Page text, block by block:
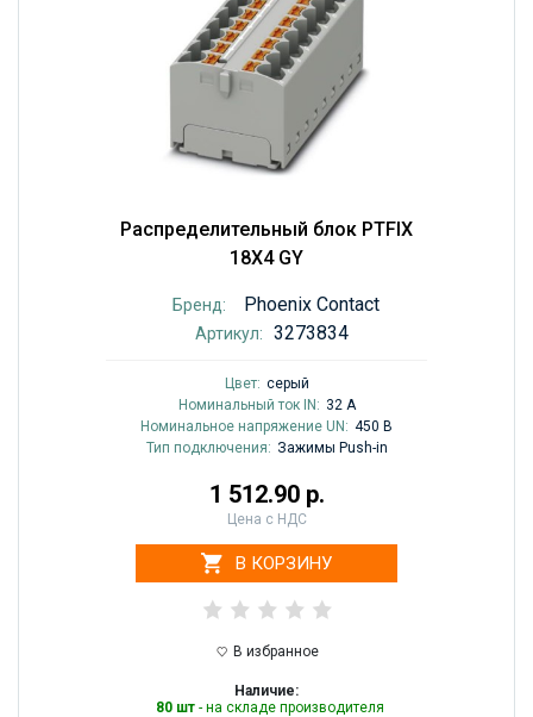
Распределительный блок PTFIX
18X4 GY
Бренд: Phoenix Contact
Артикул: 3273834
Цвет: cерый
Номинальный ток IN: 32 A
Номинальное напряжение UN: 450 В
Тип подключения: Зажимы Push-in
1 512.90 р.
Цена с НДС
В КОРЗИНУ
В избранное
Наличие:
80 шт- на складе производителя